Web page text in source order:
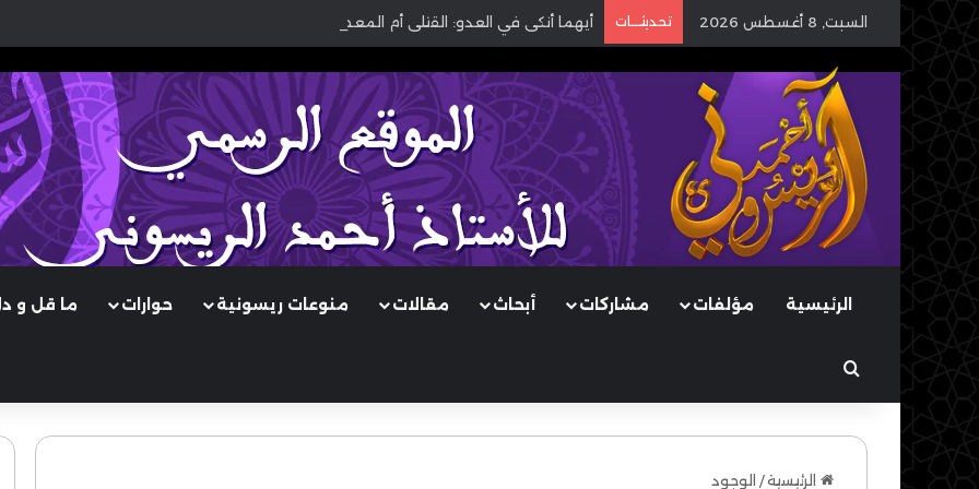
السبت, 8 أغسطس 2026 تحديثـــات أيهما أنكى في العدو: القتلى أم المعطوبون؟
الرئيسية مؤلفات مشاركات أبحاث مقالات منوعات ريسونية حوارات ما قل و
بحث عن
الرئيسية/ الوجود